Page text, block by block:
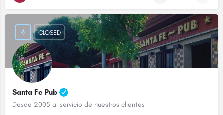
Santa Fe Pub
Desde 2005 al servicio de nuestros clientes
CLOSED